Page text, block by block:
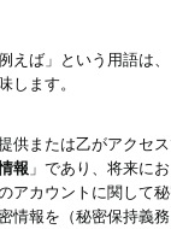
えば」という用語は
します。
供または乙がアクセ
報 」であり、将来に
アカウントに関して
情報を（秘密保持義